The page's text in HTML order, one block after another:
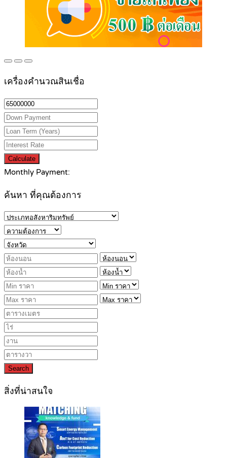
เครื่องคำนวณสินเชื่อ
Calculate
Monthly Payment:
ค้นหา ที่คุณต้องการ
Search
สิ่งที่น่าสนใจ